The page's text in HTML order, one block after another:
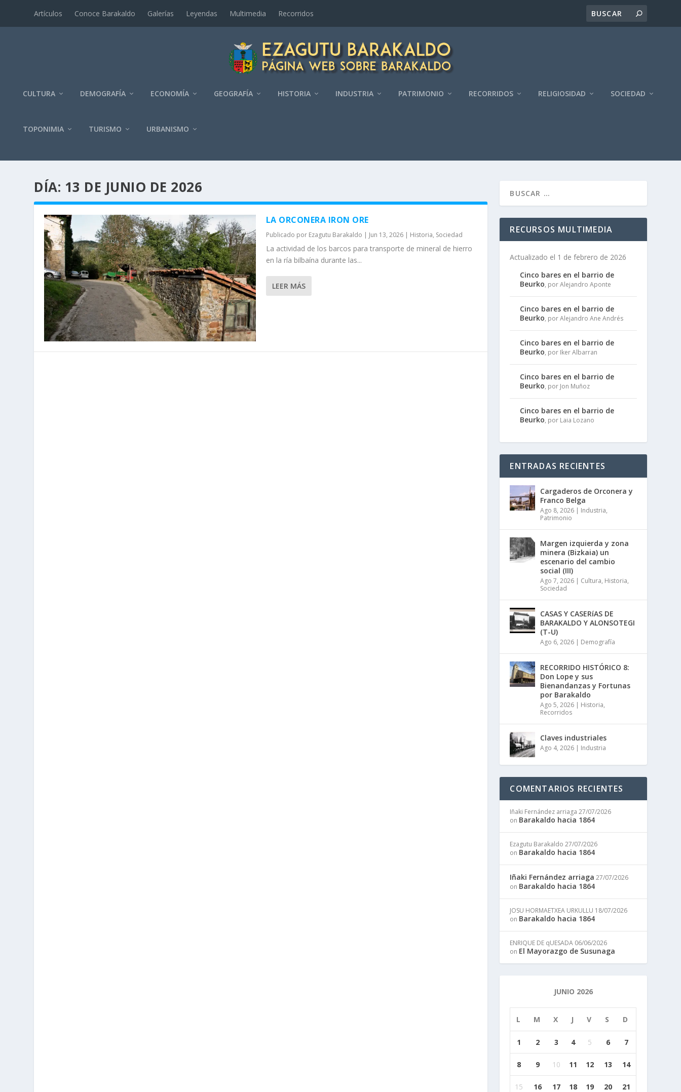
Artí­culos Conoce Barakaldo Galerí­as Leyendas Multimedia Recorridos
CULTURA DEMOGRAFÍA ECONOMÍA GEOGRAFÍ­A HISTORIA INDUSTRIA PATRIMONIO RECORRIDOS RELIGIOSIDAD SOCIEDAD
TOPONIMIA TURISMO URBANISMO
DÍA: 13 DE JUNIO DE 2026
LA ORCONERA IRON ORE
Publicado por Ezagutu Barakaldo | Jun 13, 2026| Historia, Sociedad
La actividad de los barcos para transporte de mineral de hierro
en la ría bilbaína durante las...
LEER MÁS
RECURSOS MULTIMEDIA
Actualizado el 1 de febrero de 2026
Cinco bares en el barrio de
Beurko, por Alejandro Aponte
Cinco bares en el barrio de
Beurko, por Alejandro Ane Andrés
Cinco bares en el barrio de
Beurko, por Iker Albarran
Cinco bares en el barrio de
Beurko, por Jon Muñoz
Cinco bares en el barrio de
Beurko, por Laia Lozano
ENTRADAS RECIENTES
Cargaderos de Orconera y
Franco Belga
Ago 8, 2026 | Industria,
Patrimonio
Margen izquierda y zona
minera (Bizkaia) un
escenario del cambio
social (III)
Ago 7, 2026 | Cultura, Historia,
Sociedad
CASAS Y CASERíAS DE
BARAKALDO Y ALONSOTEGI
(T-U)
Ago 6, 2026 | Demografía
RECORRIDO HISTÓRICO 8:
Don Lope y sus
Bienandanzas y Fortunas
por Barakaldo
Ago 5, 2026 | Historia,
Recorridos
Claves industriales
Ago 4, 2026 | Industria
COMENTARIOS RECIENTES
Iñaki Fernández arriaga 27/07/2026
on Barakaldo hacia 1864
Ezagutu Barakaldo 27/07/2026
on Barakaldo hacia 1864
Iñaki Fernández arriaga 27/07/2026
on Barakaldo hacia 1864
JOSU HORMAETXEA URKULLU 18/07/2026
on Barakaldo hacia 1864
ENRIQUE DE qUESADA 06/06/2026
on El Mayorazgo de Susunaga
JUNIO 2026
L M X J V S D
1 2 3 4 5 6 7
8 9 10 11 12 13 14
15 16 17 18 19 20 21